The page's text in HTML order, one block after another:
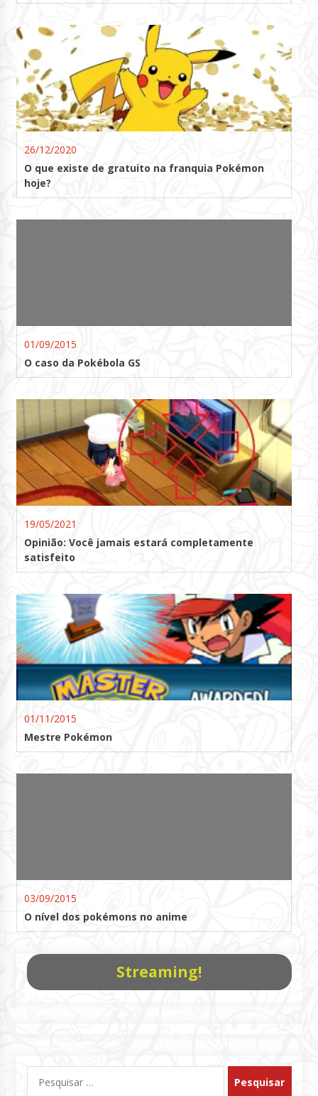
26/12/2020
O que existe de gratuito na franquia Pokémon
hoje?
01/09/2015
O caso da Pokébola GS
19/05/2021
Opinião: Você jamais estará completamente
satisfeito
01/11/2015
Mestre Pokémon
03/09/2015
O nível dos pokémons no anime
Streaming!
por: